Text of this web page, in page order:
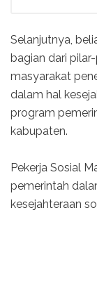
Selanjutnya,
bagian dari
masyarakat
dalam hal
program
kabupaten.
Pekerja Sosial
pemerintah
kesejahteraan